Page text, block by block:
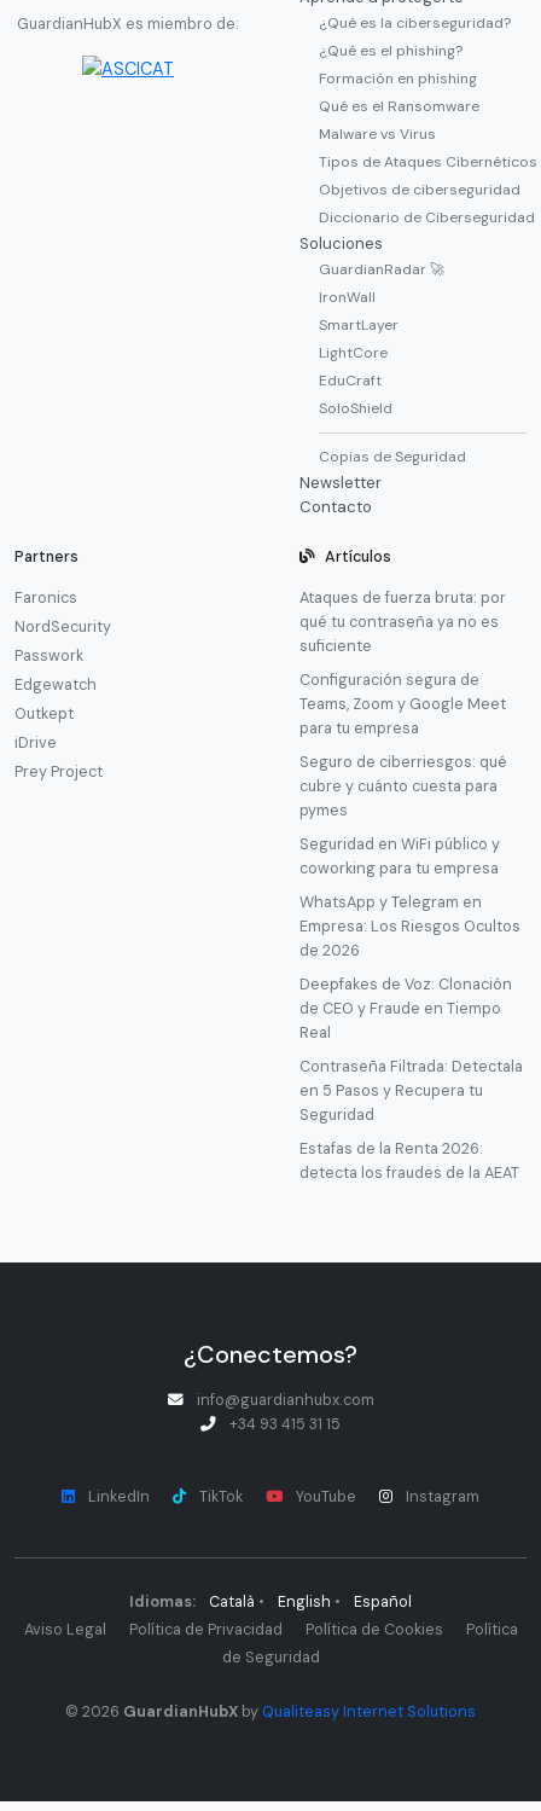
GuardianHubX es miembro de:
¿Qué es la ciberseguridad?
¿Qué es el phishing?
Formación en phishing
Qué es el Ransomware
Malware vs Virus
Tipos de Ataques Cibernéticos
Objetivos de ciberseguridad
Diccionario de Ciberseguridad
Soluciones
GuardianRadar 🚀
IronWall
SmartLayer
LightCore
EduCraft
SoloShield
Copias de Seguridad
Newsletter
Contacto
Partners
Faronics
NordSecurity
Passwork
Edgewatch
Outkept
iDrive
Prey Project
Artículos
Ataques de fuerza bruta: por
qué tu contraseña ya no es
suficiente
Configuración segura de
Teams, Zoom y Google Meet
para tu empresa
Seguro de ciberriesgos: qué
cubre y cuánto cuesta para
pymes
Seguridad en WiFi público y
coworking para tu empresa
WhatsApp y Telegram en
Empresa: Los Riesgos Ocultos
de 2026
Deepfakes de Voz: Clonación
de CEO y Fraude en Tiempo
Real
Contraseña Filtrada: Detectala
en 5 Pasos y Recupera tu
Seguridad
Estafas de la Renta 2026:
detecta los fraudes de la AEAT
¿Conectemos?
info@guardianhubx.com
+34 93 415 31 15
LinkedIn TikTok YouTube Instagram
Idiomas: Català • English •
Español
Aviso Legal
Política de Privacidad Política de Cookies
Política
de Seguridad
© 2026 GuardianHubX by Qualiteasy Internet Solutions